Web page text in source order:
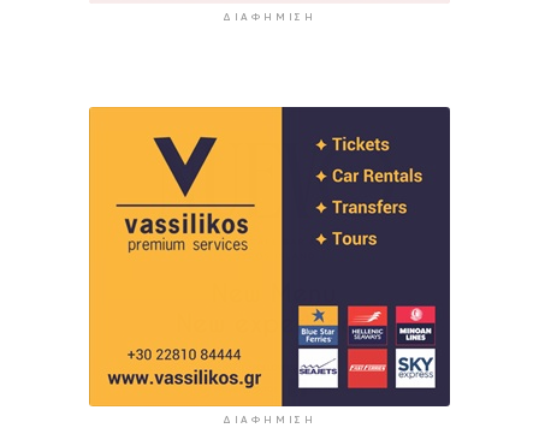
ΔΙΑΦΉΜΙΣΗ
ΔΙΑΦΉΜΙΣΗ